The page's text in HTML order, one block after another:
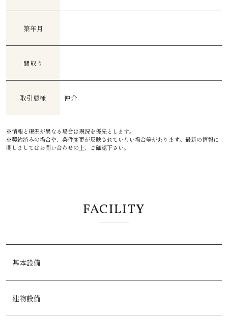
築年月
間取り
取引態様 仲介
※情報と現況が異なる場合は現況を優先とします。
※契約済みの場合や、条件変更が反映されていない場合等があります。最新の情報に
関しましてはお問い合わせの上、ご確認下さい。
FACILITY
基本設備
建物設備